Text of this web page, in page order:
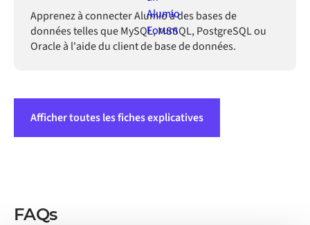
Apprenez à connecter Alumio à des bases de
données telles que MySQL, MSSQL, PostgreSQL ou
Oracle à l'aide du client de base de données.
Afficher toutes les fiches explicatives
FAQs